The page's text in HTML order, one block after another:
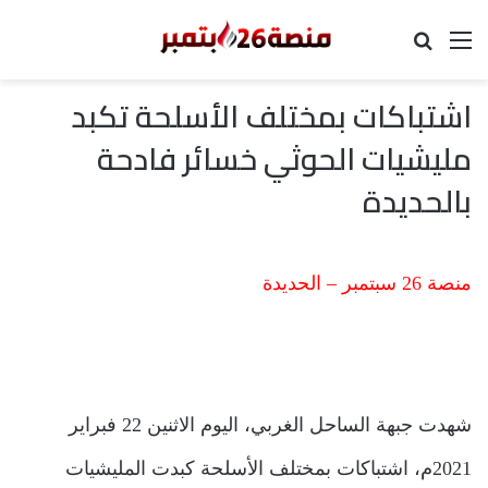
القائمة
اشتباكات بمختلف الأسلحة تكبد
مليشيات الحوثي خسائر فادحة
بالحديدة
منصة 26 سبتمبر – الحديدة
شهدت جبهة الساحل الغربي، اليوم الاثنين 22 فبراير
2021م، اشتباكات بمختلف الأسلحة كبدت المليشيات